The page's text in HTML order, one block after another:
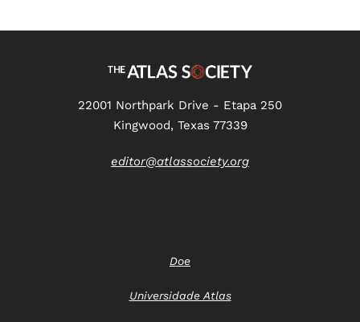
22001 Northpark Drive - Etapa 250
Kingwood, Texas 77339
editor@atlassociety.org
Doe
Universidade Atlas